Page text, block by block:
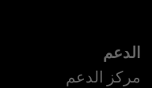
الدعم
مركز الدعم